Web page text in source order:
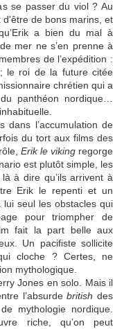
se passer du viol ? Au
de bons marins, et
a bien du mal à
mer ne s’en prenne à
de l’expédition :
le roi de la future citée
chrétien qui a
panthéon nordique…
dans l’accumulation de
du tort aux films des
Erik le vikingregorge
est plutôt simple, les
à dire qu’ils arrivent à
Erik le repenti et un
lui seul les obstacles qui
pour triompher de
fait la part belle aux
Un pacifiste sollicite
cloche ? Certes, ne
mythologique.
Jones en solo. Mais il
l’absurdebritish des
mythologie nordique.
riche, qu’on peut